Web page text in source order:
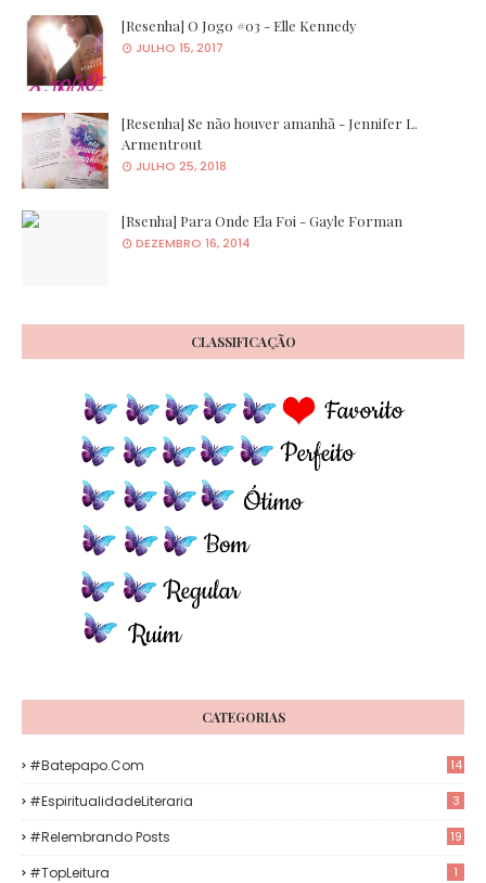
[Resenha] O Jogo #03 - Elle Kennedy
JULHO 15, 2017
[Resenha] Se não houver amanhã - Jennifer L.
Armentrout
JULHO 25, 2018
[Rsenha] Para Onde Ela Foi - Gayle Forman
DEZEMBRO 16, 2014
CLASSIFICAÇÃO
CATEGORIAS
#Batepapo.com 14
#EspiritualidadeLiteraria 3
#Relembrando Posts 19
#TopLeitura 1